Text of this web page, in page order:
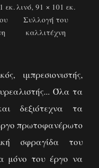
εκ.λινό, 91 × 101 εκ.
Συλλογή του
καλλιτέχνη
ιμπρεσιονιστής,
Όλα τα
δεξιότεχνα τα
πρωτοφανέρωτο
σφραγίδα του
μόνο του έργο να